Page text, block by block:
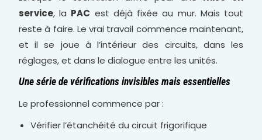
service, la PAC est déjà fixée au mur. Mais tout
reste à faire. Le vrai travail commence maintenant,
et il se joue à l’intérieur des circuits, dans les
réglages, et dans le dialogue entre les unités.
Une série de vérifications invisibles mais essentielles
Le professionnel commence par :
Vérifier l’étanchéité du circuit frigorifique